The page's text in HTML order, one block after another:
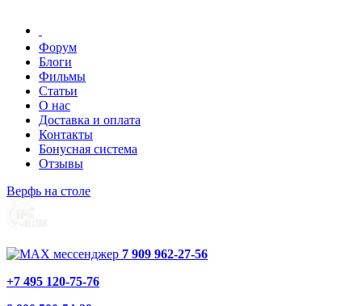
Форум
Блоги
Фильмы
Статьи
О нас
Доставка и оплата
Контакты
Бонусная система
Отзывы
Верфь на столе
7 909 962-27-56
+7 495 120-75-76